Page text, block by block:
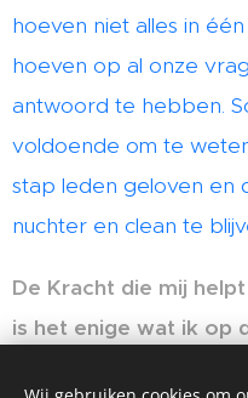
hoeven niet alles in
hoeven op al onze
antwoord te hebben.
voldoende om te
stap leden geloven en
nuchter en clean te
De Kracht die mij
is het enige wat ik op